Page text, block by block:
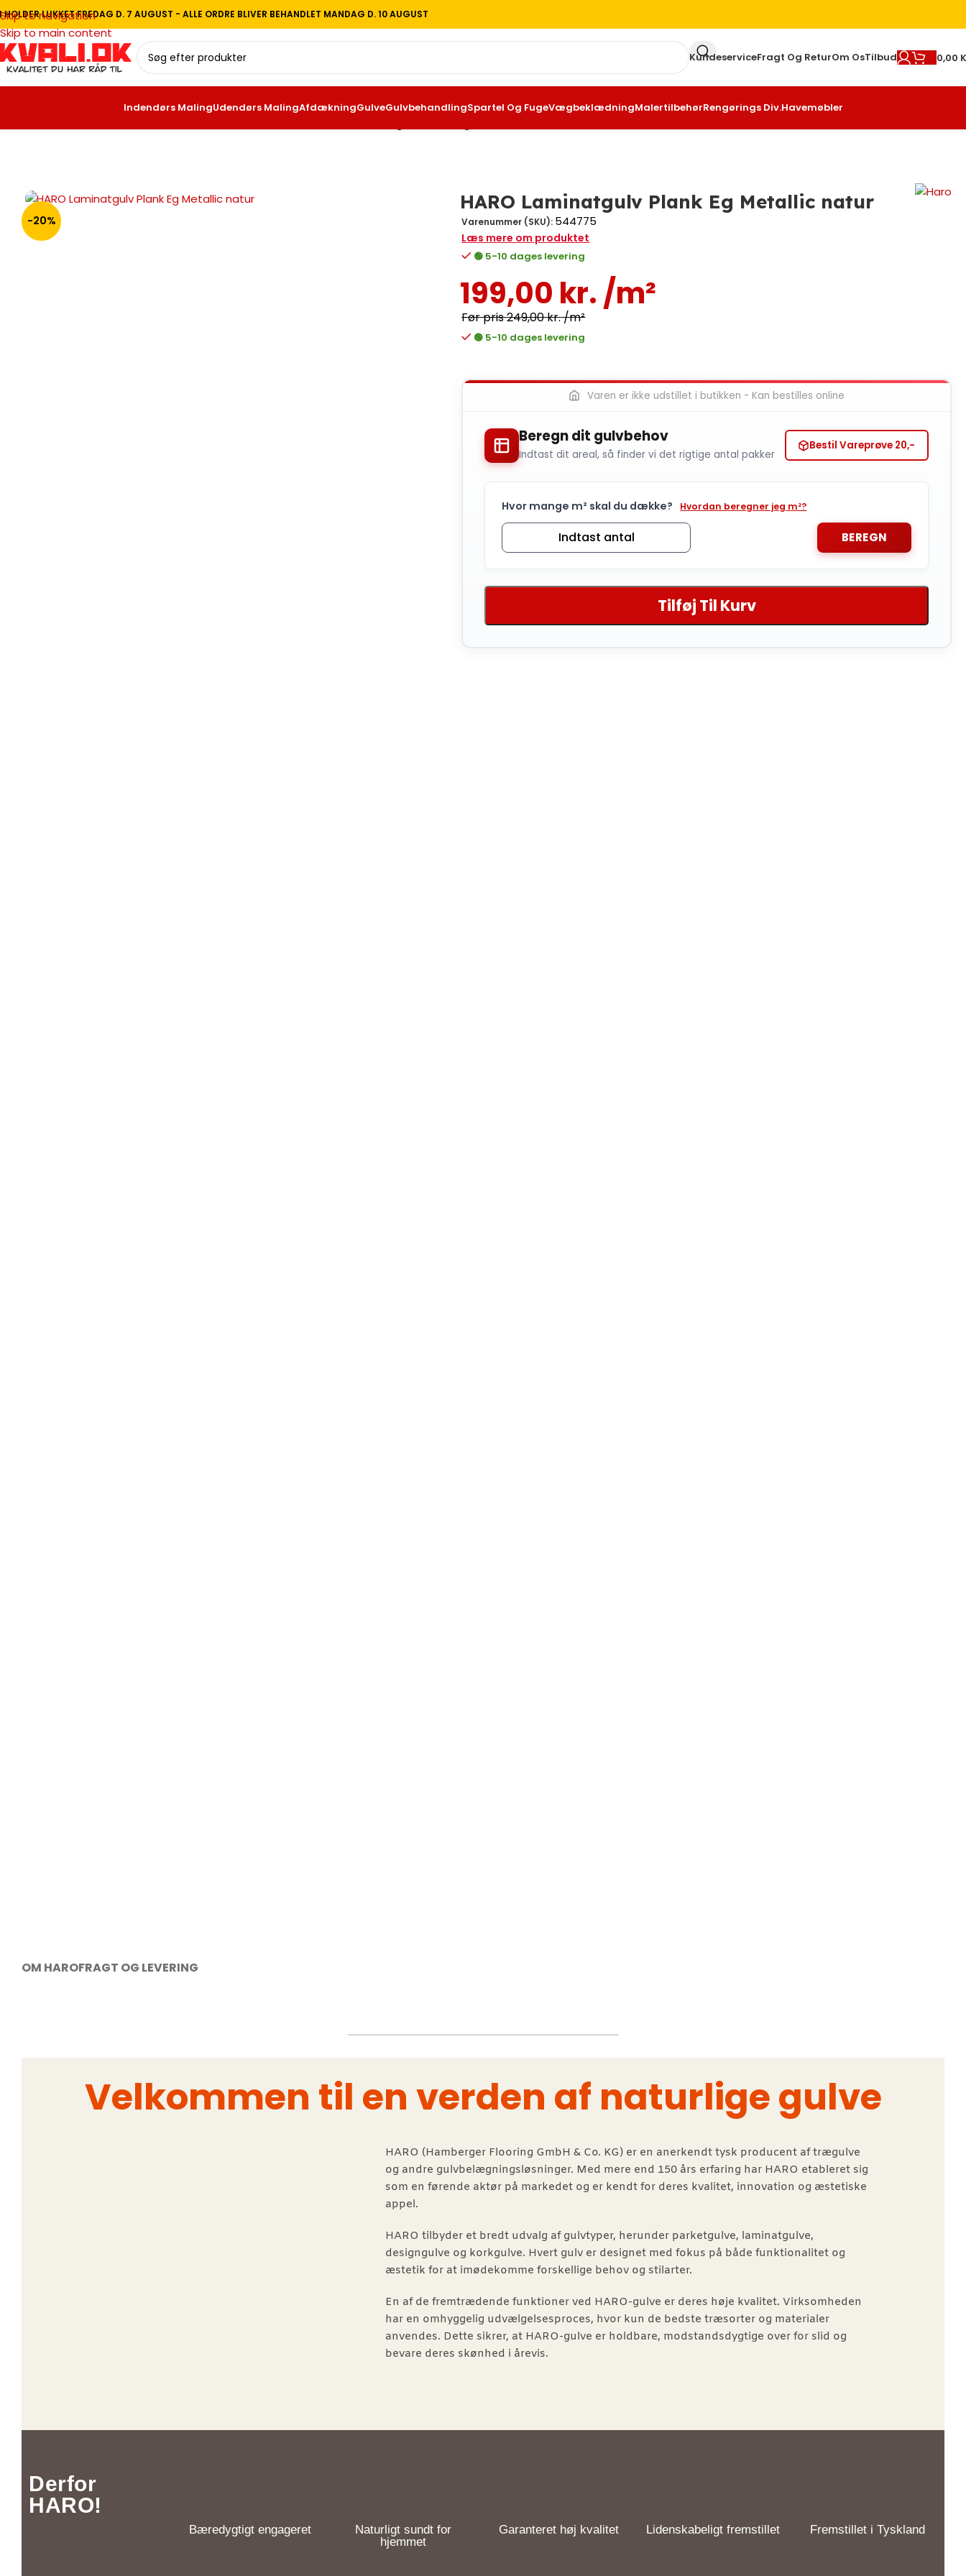
Skip to navigation
Skip to main content
HOLDER LUKKET FREDAG D. 7 AUGUST - ALLE ORDRE BLIVER BEHANDLET MANDAG D. 10 AUGUST
KundeserviceFragt Og ReturOm OsTilbud 0,00
Indendørs MalingUdendørs MalingAfdækningGulveGulvbehandlingSpartel Og FugeVægbeklædningMalertilbehørRengørings Div.Havemøbler
-20%
HARO Laminatgulv Plank Eg Metallic natur
Varenummer (SKU): 544775
Læs mere om produktet
🟢 5-10 dages levering
199,00 kr. /m²
249,00kr./m²
🟢 5-10 dages levering
Varen er ikke udstillet i butikken - Kan bestilles online
Beregn dit gulvbehov
Indtast dit areal, så finder vi det rigtige antal pakker
Bestil Vareprøve 20,-
Hvor mange m² skal du dække? Hvordan beregner jeg m²?
BEREGN
Tilføj Til Kurv
OM HAROFRAGT OG LEVERING
Velkommen til en verden af naturlige gulve
HARO (Hamberger Flooring GmbH & Co. KG) er en anerkendt tysk producent af trægulve
og andre gulvbelægningsløsninger. Med mere end 150 års erfaring har HARO etableret sig
som en førende aktør på markedet og er kendt for deres kvalitet, innovation og æstetiske
appel.
HARO tilbyder et bredt udvalg af gulvtyper, herunder parketgulve, laminatgulve,
designgulve og korkgulve. Hvert gulv er designet med fokus på både funktionalitet og
æstetik for at imødekomme forskellige behov og stilarter.
En af de fremtrædende funktioner ved HARO-gulve er deres høje kvalitet. Virksomheden
har en omhyggelig udvælgelsesproces, hvor kun de bedste træsorter og materialer
anvendes. Dette sikrer, at HARO-gulve er holdbare, modstandsdygtige over for slid og
bevare deres skønhed i årevis.
Derfor
HARO!
Bæredygtigt engageret
Naturligt sundt for
hjemmet
Garanteret høj kvalitet Lidenskabeligt fremstillet Fremstillet i Tyskland